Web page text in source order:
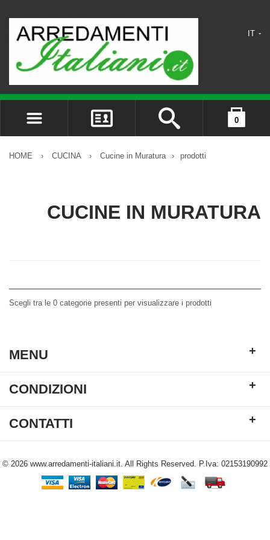
IT
ACCEDI
REGISTRATI
0
HOME › CUCINA › Cucine in Muratura › prodotti
CUCINE IN MURATURA
Scegli tra le 0 categorie presenti per visualizzare i prodotti
MENU +
CONDIZIONI +
CONTATTI +
© 2026 www.arredamenti-italiani.it. All Rights Reserved. P.Iva: 02153190992